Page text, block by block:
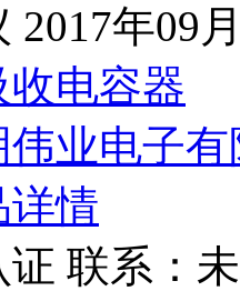
2017年09
电容器
业电子
详情
证 联系：